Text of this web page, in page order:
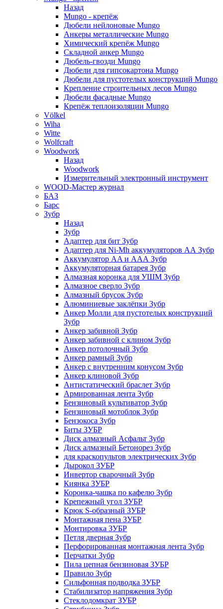
Назад
Mungo - крепёж
Дюбели нейлоновые Mungo
Анкеры металлические Mungo
Химический крепёж Mungo
Складной анкер Mungo
Дюбель-гвозди Mungo
Дюбели для гипсокартона Mungo
Дюбели для пустотелых конструкций Mungo
Крепление строительных лесов Mungo
Дюбели фасадные Mungo
Крепёж теплоизоляции Mungo
Völkel
Wiha
Witte
Wolfcraft
Woodwork
Назад
Woodwork
Измерительный электронный инструмент
WOOD-Мастер журнал
БАЗ
Барс
Зубр
Назад
Зубр
Адаптер для бит Зубр
Адаптер для Ni-Mh аккумуляторов АА Зубр
Аккумулятор AA и ААА Зубр
Аккумуляторная батарея Зубр
Алмазная коронка для УШМ Зубр
Алмазное сверло Зубр
Алмазный брусок Зубр
Алюминиевые заклёпки Зубр
Анкер Молли для пустотелых конструкций
Зубр
Анкер забивной Зубр
Анкер забивной с клином Зубр
Анкер потолочный Зубр
Анкер рамный Зубр
Анкер с внутренним конусом Зубр
Анкер клиновой Зубр
Антистатический браслет Зубр
Армированная лента Зубр
Бензиновый культиватор Зубр
Бензиновый мотоблок Зубр
Бензокоса Зубр
Биты ЗУБР
Диск алмазный Асфальт Зубр
Диск алмазный Бетонорез Зубр
для краскопультов электрических Зубр
Дырокол ЗУБР
Инвертор сварочный Зубр
Киянка ЗУБР
Коронка-чашка по кафелю Зубр
Крепежный угол ЗУБР
Крюк S-образный ЗУБР
Монтажная пена ЗУБР
Монтировка ЗУБР
Петля дверная Зубр
Перфорированная монтажная лента Зубр
Перчатки Зубр
Пила цепная бензиновая ЗУБР
Правило Зубр
Сильфонная подводка ЗУБР
Стабилизатор напряжения Зубр
Стеклодомкрат ЗУБР